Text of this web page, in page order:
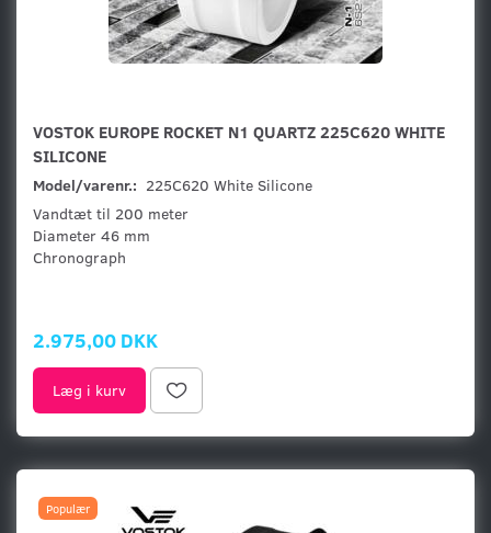
VOSTOK EUROPE ROCKET N1 QUARTZ 225C620 WHITE
SILICONE
Model/varenr.: 225C620 White Silicone
Vandtæt til 200 meter
Diameter 46 mm
Chronograph
2.975,00 DKK
Læg i kurv
Populær